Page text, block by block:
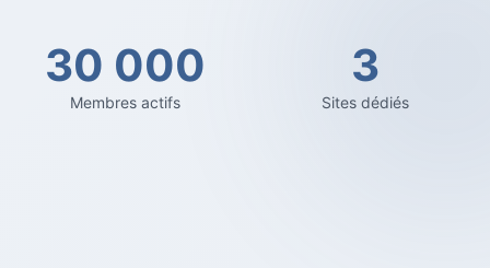
30 000
Membres actifs
3
Sites dédiés